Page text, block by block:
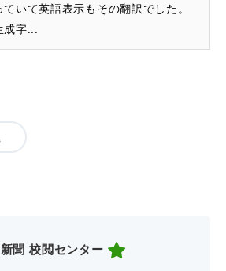
いて英語表示もその翻訳でした。
成字...
聞 校閲センター